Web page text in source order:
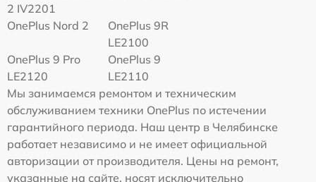
2 IV2201
OnePlus Nord 2
OnePlus 9R
LE2100
OnePlus 9 Pro
LE2120
OnePlus 9
LE2110
Мы занимаемся ремонтом и техническим
обслуживанием техники OnePlus по истечении
гарантийного периода. Наш центр в Челябинске
работает независимо и не имеет официальной
авторизации от производителя. Цены на ремонт,
указанные на сайте, носят исключительно